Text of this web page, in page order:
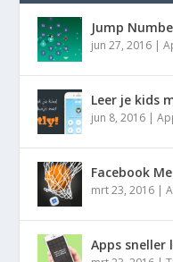
Jump
jun 27, 2016 |
Leer je kids
jun 8, 2016 |
Facebook
mrt 23, 2016 |
Apps sneller